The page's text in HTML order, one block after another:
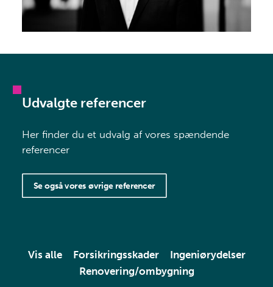
Udvalgte referencer
Her finder du et udvalg af vores spændende
referencer
Se også vores øvrige referencer
Vis alle Forsikringsskader
Ingeniørydelser
Renovering/ombygning